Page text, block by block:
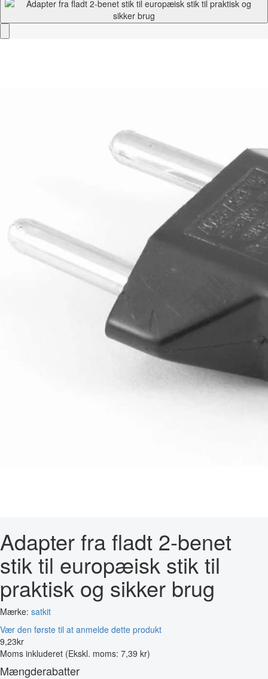
Adapter fra fladt 2-benet
stik til europæisk stik til
praktisk og sikker brug
Mærke: satkit
Vær den første til at anmelde dette produkt
9,23kr
Moms inkluderet (Ekskl. moms: 7,39 kr)
Mængderabatter